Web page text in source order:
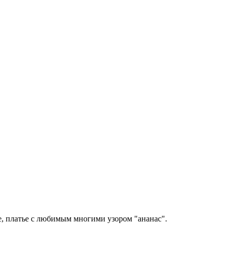
платье с любимым многими узором "ананас".